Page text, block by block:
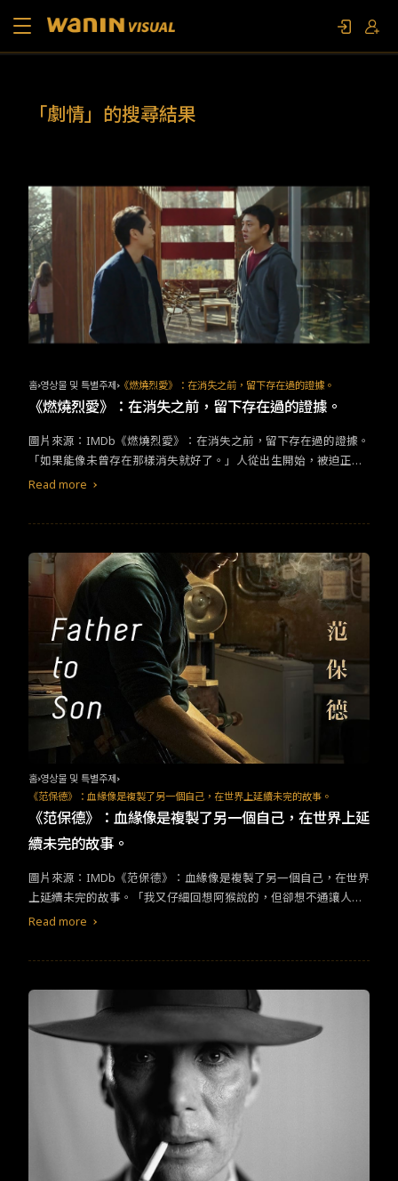
영상물 및 특별주제
문의하기
팬 이벤트
TW EN JP KR
「劇情」的搜尋結果
홈 영상물 및 특별주제 《燃燒烈愛》：在消失之前，留下存在過的證據。
《燃燒烈愛》：在消失之前，留下存在過的證據。
圖片來源：IMDb《燃燒烈愛》：在消失之前，留下存在過的證據。
「如果能像未曾存在那樣消失就好了。」人從出生開始，被迫正視
自己的存在。飢餓感是驗證的手段，生理的飢餓、精神的飢餓，滿
據。太喜歡了，富含詩意的推理片。陰鬱的悲傷感，從電影中一路
鋪陳到現在，還留在我心裡不散。虛虛實實得讓人難以判斷，讓我
想到同樣是韓國電影的《哭聲》，雖然完全是不同的題材，但在虛
實中尋找答案，和對於相信的選擇，都有很耐人尋味的探討。而全
片幾乎都是以男主角的視角敘述，主觀性讓事實的真假只能靠觀眾
各自解讀。電影改編自日本作家村上春樹的短篇小說《燒掉柴
房》，看完小說後，更佩服導演李滄東挖掘其中精髓，並在地化呈
現韓國社會的不安與恐懼。將主角從31歲已婚男子轉換成剛退伍的
送貨小弟，場景也更鄉下，強化了徬徨感和階級差異的宿命感。喜
歡片中不斷重複的非洲舞蹈比喻，將人分為生理上的飢餓者和精神
上的飢渴者。人人都是精神上的飢渴者，終其一生尋找生命的寄
託、感受自身的存在。但生理上的飢餓卻顯示出階級的分化，當飢
餓與飢渴同時存在，該是多麼讓人無所適從的狀態。也因為如此無
所適從，四周的一舉一動、每一個聲響，都牽動著那不安的心。而
的真相，那個視死亡為解脫的眼神，和那脫去全身衣物，讓自己像
新生兒般回歸赤裸的身體，都已讓我目眩神迷。本片攝影美得不像
話，女主角海美在夕陽下漫舞，將自己化作老鷹的畫面簡直是經
感，自然又神秘的模樣，是本片的一大光亮。男主角劉亞仁更是精
相當細膩。生命深處的慾火、怒火埋藏著，等著被點燃。而燃燒之
後，是真的消失，抑或是另一種存在？
Read more
홈 영상물 및 특별주제
《范保德》：血緣像是複製了另一個自己，在世界上延續未完的故事。
《范保德》：血緣像是複製了另一個自己，在世界上延
續未完的故事。
圖片來源：IMDb《范保德》：血緣像是複製了另一個自己，在世界
上延續未完的故事。「我又仔細回想阿猴說的，但卻想不通讓人勇
敢的，到底因為掌握了生，還是掌握了死？」生是細胞的複製，是
井澆花的魔幻片段，當我正有想要閉上眼的念頭，導演就給了一片
黑幕。聽著水的聲響，少了畫面，彷彿也一起進入了角色的情緒。
除此之外，還有許多黑畫面的片段，提醒觀者聆聽、感受。以現代
感和唯美鏡頭包裝台灣文化，把亞洲男性的陽剛與偽裝壓抑的情感
濃縮進電影中。五金行、午夜的水果行、洗衣店、旅館、安靜的街
弄、嘈雜的熱炒店，在色彩飽和的鏡頭下，都多了一分現代美感。
尤其酒店的拍攝讓我想到Nicolas Winding Refn的暴力美學，鮮豔
的美術色彩、電子樂和剪輯節奏都很有歐美電影感。對我來說，是
一場特別的觀影經驗，無法說是喜歡，某種程度，這些不同的文化
質感，也抹去了不少台灣土地的氣味。片中的對白、口白很精練，
Read more